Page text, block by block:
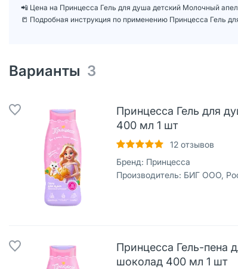
📲 Цена на Принцесса Гель для душа детский Молочный
📒 Подробная инструкция по применению Принцесса Гель
Варианты 3
Принцесса Гель для
400 мл 1 шт
12 отзывов
Бренд: Принцесса
Производитель: БИГ ООО,
Принцесса Гель-пена
шоколад 400 мл 1 шт